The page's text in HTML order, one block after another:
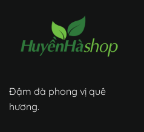
Đậm đà phong vị quê
hương.